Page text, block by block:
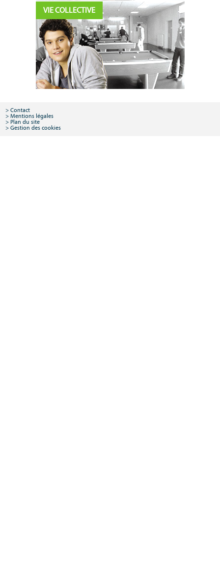
VIE COLLECTIVE
Contact
Mentions légales
Plan du site
Gestion des cookies